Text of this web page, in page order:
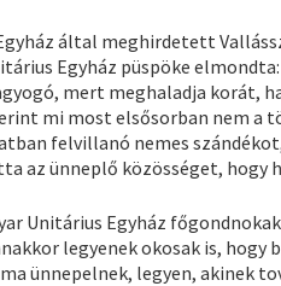
által meghirdetett
Egyház püspöke
mert meghaladja korát,
mi most elsősorban nem
felvillanó nemes
az ünneplő közösséget, hogy
Unitárius Egyház
legyenek okosak is,
ünnepelnek, legyen, akinek